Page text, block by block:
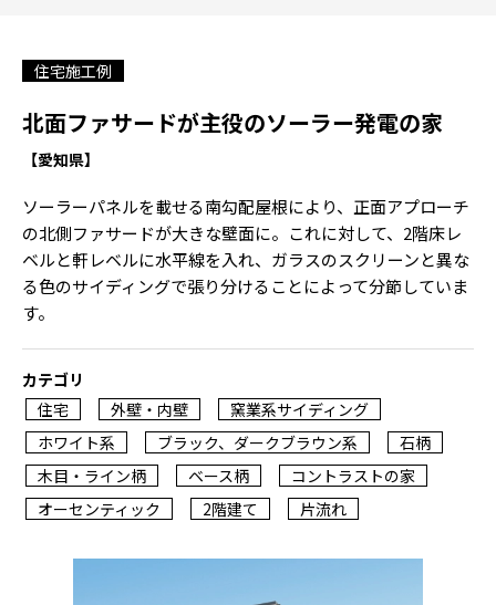
住宅施工例
北面ファサードが主役のソーラー発電の家
【愛知県】
ソーラーパネルを載せる南勾配屋根により、正面アプローチ
の北側ファサードが大きな壁面に。これに対して、2階床レ
ベルと軒レベルに水平線を入れ、ガラスのスクリーンと異な
る色のサイディングで張り分けることによって分節していま
す。
カテゴリ
住宅
外壁・内壁
窯業系サイディング
ホワイト系
ブラック、ダークブラウン系
石柄
木目・ライン柄
ベース柄
コントラストの家
オーセンティック
2階建て 片流れ